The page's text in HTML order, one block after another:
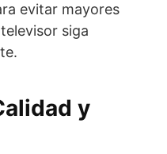
evitar mayores
siga
y